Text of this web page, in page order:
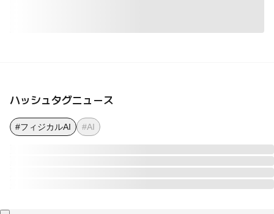
ハッシュタグニュース
#フィジカルAI #AI